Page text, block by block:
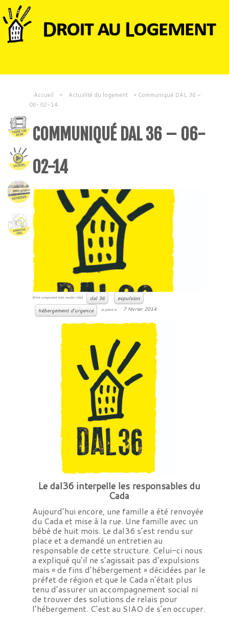
Accueil » Actualité du logement » Communiqué DAL 36 –
06-02-14
COMMUNIQUÉ DAL 36 – 06-
02-14
Billet comportant le(s) mot(s) clé(s) dal 36
expulsion
hébergement d'urgence
et publié le 7 février 2014
Le dal36 interpelle les responsables du
Cada
Aujourd’hui encore, une famille a été renvoyée
du Cada et mise à la rue. Une famille avec un
bébé de huit mois. Le dal36 s’est rendu sur
place et a demandé un entretien au
responsable de cette structure. Celui-ci nous
a expliqué qu’il ne s’agissait pas d’expulsions
mais « de fins d’hébergement » décidées par le
préfet de région et que le Cada n’était plus
tenu d’assurer un accompagnement social ni
de trouver des solutions de relais pour
l’hébergement. C’est au SIAO de s’en occuper.